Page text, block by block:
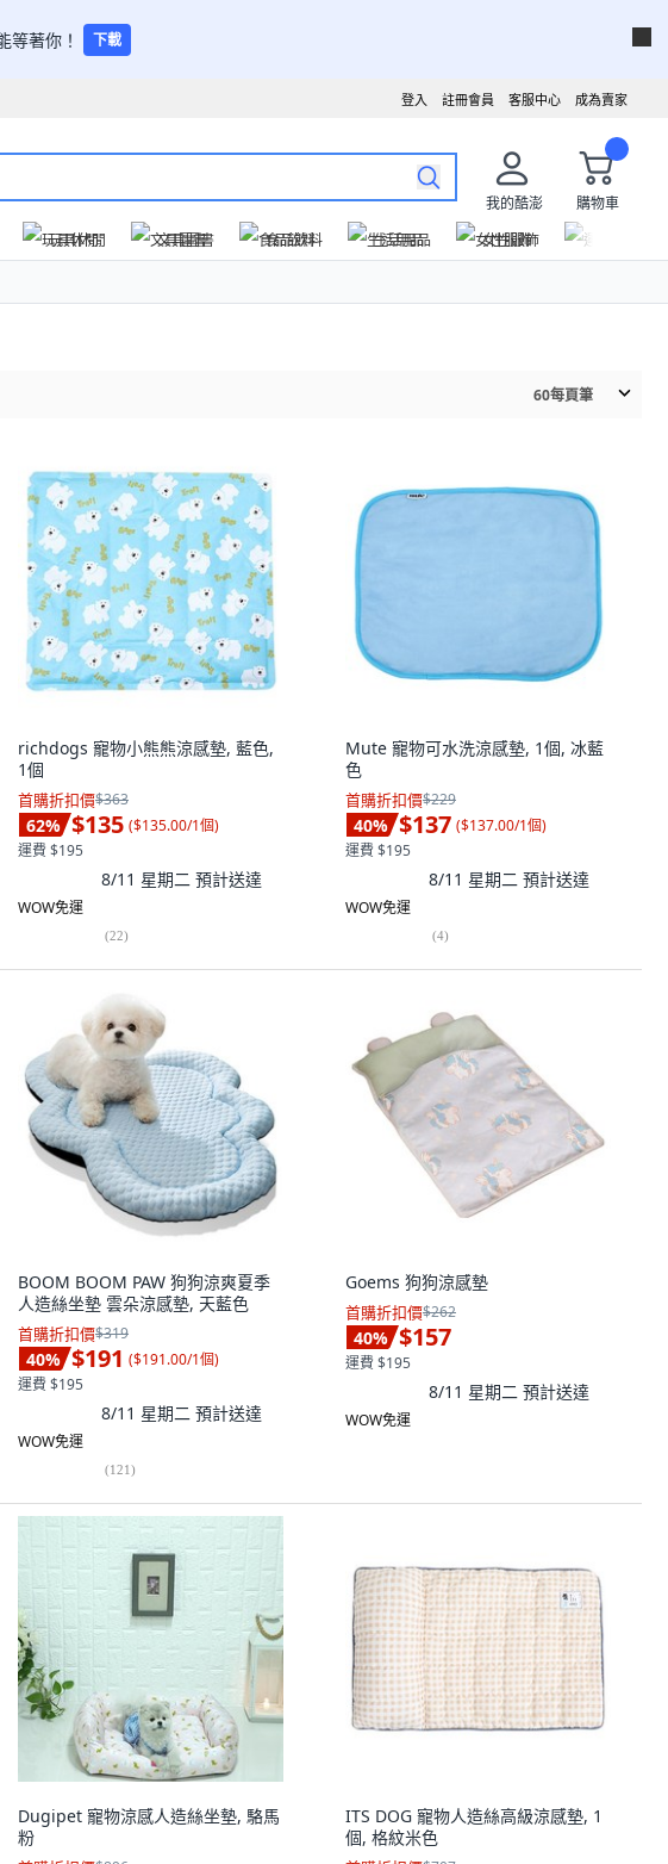
等著你！ 下載
成為賣家
客服中心
註冊會員
登入
我的酷澎
購物車
玩具休閒 文具圖書 食品飲料 生活用品 女性服飾
60每頁筆
richdogs 寵物小熊熊涼感墊, 藍色,
1個
首購折扣價$363
62% $135 ($135.00/1個)
運費 $195
8/11 星期二 預計送達
WOW免運
(22)
Mute 寵物可水洗涼感墊, 1個, 冰藍
色
首購折扣價$229
40% $137 ($137.00/1個)
運費 $195
8/11 星期二 預計送達
WOW免運
(4)
BOOM BOOM PAW 狗狗涼爽夏季
人造絲坐墊 雲朵涼感墊, 天藍色
首購折扣價$319
40% $191 ($191.00/1個)
運費 $195
8/11 星期二 預計送達
WOW免運
(121)
Goems 狗狗涼感墊
首購折扣價$262
40% $157
運費 $195
8/11 星期二 預計送達
WOW免運
Dugipet 寵物涼感人造絲坐墊, 駱馬
粉
ITS DOG 寵物人造絲高級涼感墊, 1
個, 格紋米色